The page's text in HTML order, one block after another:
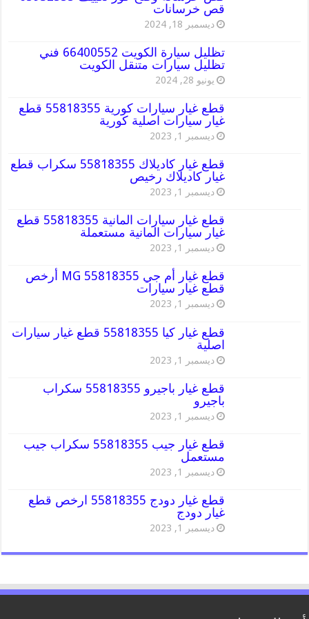
قص خرسانات
ديسمبر 18, 2024
تظليل سيارة الكويت 66400552 فني
تظليل سيارات متنقل الكويت
يونيو 28, 2024
قطع غيار سيارات كورية 55818355 قطع
غيار سيارات اصلية كورية
ديسمبر 1, 2023
قطع غيار كاديلاك 55818355 سكراب قطع
غيار كاديلاك رخيص
ديسمبر 1, 2023
قطع غيار سيارات المانية 55818355 قطع
غيار سيارات المانية مستعملة
ديسمبر 1, 2023
قطع غيار أم جي MG 55818355 أرخص
قطع غيار سيارات
ديسمبر 1, 2023
قطع غيار كيا 55818355 قطع غيار سيارات
اصلية
ديسمبر 1, 2023
قطع غيار باجيرو 55818355 سكراب
باجيرو
ديسمبر 1, 2023
قطع غيار جيب 55818355 سكراب جيب
مستعمل
ديسمبر 1, 2023
قطع غيار دودج 55818355 ارخص قطع
غيار دودج
ديسمبر 1, 2023